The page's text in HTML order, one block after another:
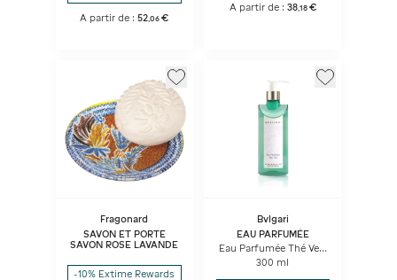
A partir de :52 ,06 €
A partir de : 38, 18 €
Fragonard
SAVON ET PORTE
SAVON ROSE LAVANDE
-10% Extime Rewards
Bvlgari
EAU PARFUMÉE
Eau Parfumée Thé Vert
Shower Gel
300 ml